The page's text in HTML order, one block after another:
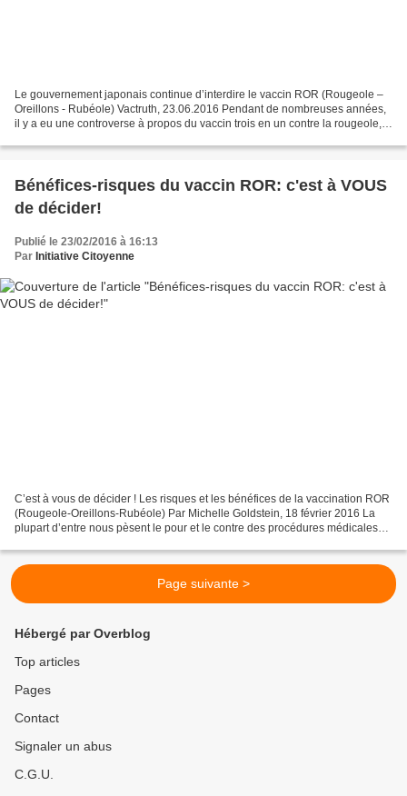
Le gouvernement japonais continue d’interdire le vaccin ROR (Rougeole –
Oreillons - Rubéole) Vactruth, 23.06.2016 Pendant de nombreuses années,
il y a eu une controverse à propos du vaccin trois en un contre la rougeole,
Bénéfices-risques du vaccin ROR: c'est à VOUS
de décider!
Publié le 23/02/2016 à 16:13
Par Initiative Citoyenne
C’est à vous de décider ! Les risques et les bénéfices de la vaccination ROR
(Rougeole-Oreillons-Rubéole) Par Michelle Goldstein, 18 février 2016 La
plupart d’entre nous pèsent le pour et le contre des procédures médicales
Page suivante >
Hébergé par Overblog
Top articles
Pages
Contact
Signaler un abus
C.G.U.